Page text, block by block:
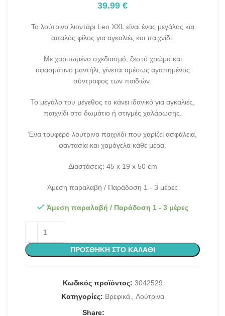
39.99 €
Το λούτρινο λιοντάρι Leo XXL είναι ένας μεγάλος και
απαλός φίλος για αγκαλιές και παιχνίδι.
Με χαριτωμένο σχεδιασμό, ζεστό χρώμα και
υφασμάτινο μαντήλι, γίνεται αμέσως αγαπημένος
σύντροφος των παιδιών.
Το μεγάλο του μέγεθος το κάνει ιδανικό για αγκαλιές,
παιχνίδι στο δωμάτιο ή στιγμές χαλάρωσης.
Ένα τρυφερό λούτρινο παιχνίδι που χαρίζει ασφάλεια,
φαντασία και χαμόγελα κάθε μέρα.
Διαστάσεις: 45 x 19 x 50 cm
Άμεση παραλαβή / Παράδοση 1 - 3 μέρες
Άμεση παραλαβή / Παράδοση 1 - 3 μέρες
ΠΡΟΣΘΉΚΗ ΣΤΟ ΚΑΛΆΘΙ
Κωδικός προϊόντος: 3042529
Κατηγορίες: Βρεφικά , Λούτρινα
Share: